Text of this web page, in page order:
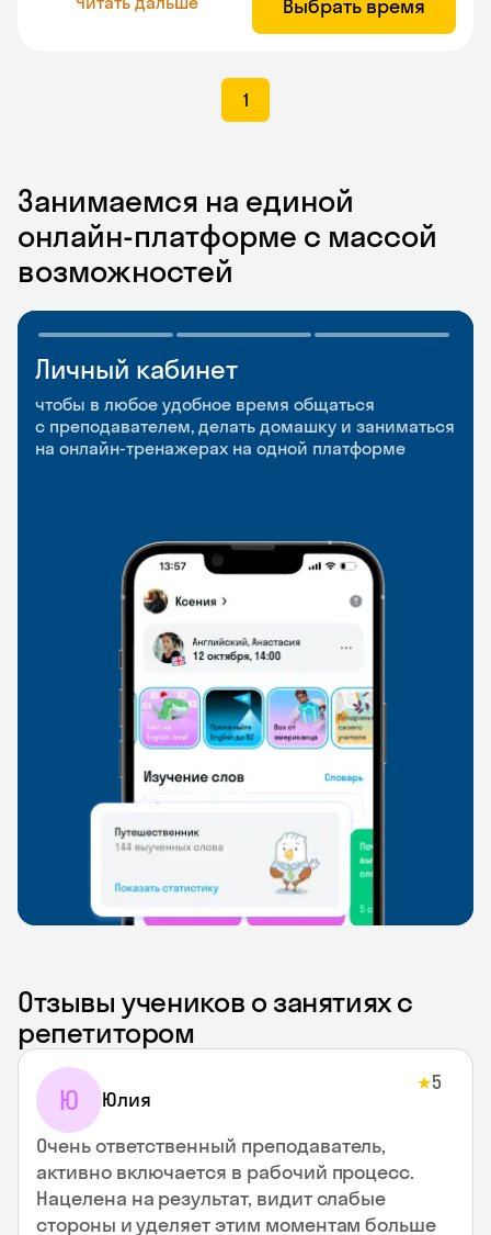
Выбрать время
1
Занимаемся на единой
онлайн-платформе с массой
возможностей
Личный кабинет
чтобы в любое удобное время общаться
с преподавателем, делать домашку и заниматься
на онлайн-тренажерах на одной платформе
Мобильное
приложение
чтобы заниматься и изучать новые слова где
и когда удобно
Разговорные клубы
и Talks
Групповые занятия для разговорной практики
и индивидуальные встречи с преподавателями
Отзывы учеников о занятиях с
репетитором
Ю Юлия
★5
Очень ответственный преподаватель,
активно включается в рабочий процесс.
Нацелена на результат, видит слабые
стороны и уделяет этим моментам больше